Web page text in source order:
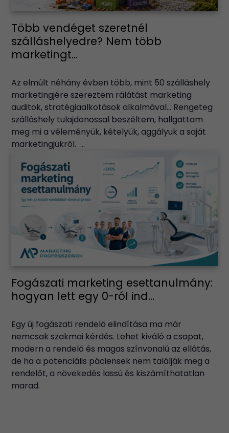
Több vendéget szeretnél
szálláshelyedre? Nem több
marketingt...
Az elmúlt néhány évben több, mint 50 szálláshely
marketingjére szereztem rálátást marketing
auditok, stratégiaalkotások alkalmával… Rengeteg
szálláshely tulajdonossal beszéltem, hallgattam
meg mi a véleményük, kételyük, aggályuk a saját
marketingjükről. ...
Fogászati marketing esettanulmány:
hogyan lett egy 0-ról ind...
Egy új fogászati rendelő elindítása ma már
nemcsak szakmai kérdés. Lehet kiváló a csapat,
modern a rendelő és magas színvonalú az ellátás,
de ha a potenciális páciensek nem találják meg a
rendelőt, a növekedés lassú és kiszámíthatatlan
marad.